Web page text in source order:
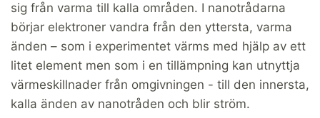
sig från varma till kalla områden. I nanotrådarna
börjar elektroner vandra från den yttersta, varma
änden – som i experimentet värms med hjälp av ett
litet element men som i en tillämpning kan utnyttja
värmeskillnader från omgivningen - till den innersta,
kalla änden av nanotråden och blir ström.